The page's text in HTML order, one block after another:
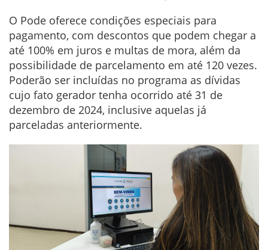
O Pode oferece condições especiais para
pagamento, com descontos que podem chegar a
até 100% em juros e multas de mora, além da
possibilidade de parcelamento em até 120 vezes.
Poderão ser incluídas no programa as dívidas
cujo fato gerador tenha ocorrido até 31 de
dezembro de 2024, inclusive aquelas já
parceladas anteriormente.